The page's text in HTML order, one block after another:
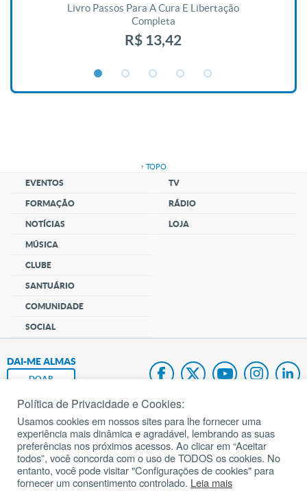
Livro Passos Para A Cura E Libertação
Completa
R$ 13,42
↑ TOPO
EVENTOS
FORMAÇÃO
NOTÍCIAS
MÚSICA
CLUBE
SANTUÁRIO
COMUNIDADE
SOCIAL
TV
RÁDIO
LOJA
DAI-ME ALMAS
DOAR
Fundação João Paulo II
Pedido de Oração
Mapa do site
Política de Privacidade e Cookies:
Usamos cookies em nossos sites para lhe fornecer uma
experiência mais dinâmica e agradável, lembrando as suas
preferências nos próximos acessos. Ao clicar em “Aceitar
todos”, você concorda com o uso de TODOS os cookies. No
entanto, você pode visitar "Configurações de cookies" para
fornecer um consentimento controlado. Leia mais